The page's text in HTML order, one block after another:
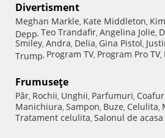
Divertisment
Meghan Markle, Kate Middleton,
Depp, Teo Trandafir, Angelina Jolie,
Smiley, Andra, Delia, Gina Pistol,
Trump, Program TV, Program Pro TV,
Frumuseţe
Păr, Rochii, Unghii, Parfumuri,
Manichiura, Sampon, Buze, Celulita,
Tratament celulita, Salonul de acasa